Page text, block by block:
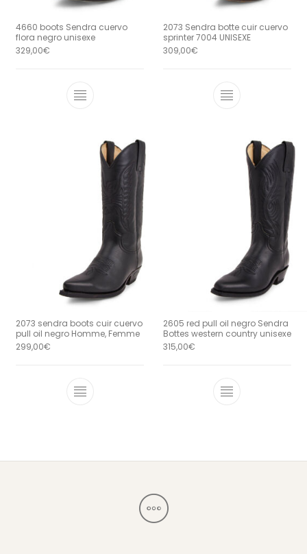
4660 boots Sendra cuervo
flora negro unisexe
329,00€
Ce produit a plusieurs variations.
2073 Sendra botte cuir cuervo
sprinter 7004 UNISEXE
309,00€
Ce produit a
2073 sendra boots cuir cuervo
pull oil negro Homme, Femme
299,00€
Ce produit a plusieurs variations.
2605 red pull oil negro Sendra
Bottes western country unisexe
315,00€
Ce produit a